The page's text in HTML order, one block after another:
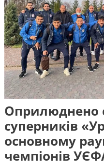
Оприлюднено
суперників
основному
чемпіонів